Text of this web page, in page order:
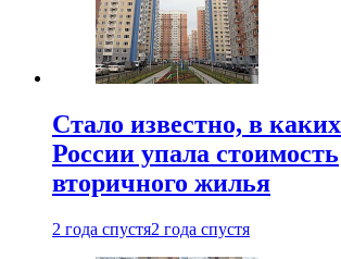
Стало известно, в
России упала стоимость
вторичного жилья
2 года спустя2 года спустя